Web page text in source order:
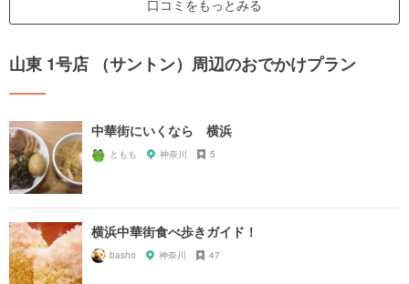
口コミをもっとみる
山東 1号店 （サントン）周辺のおでかけプラン
中華街にいくなら 横浜
ともも 神奈川 5
横浜中華街食べ歩きガイド！
basho 神奈川 47